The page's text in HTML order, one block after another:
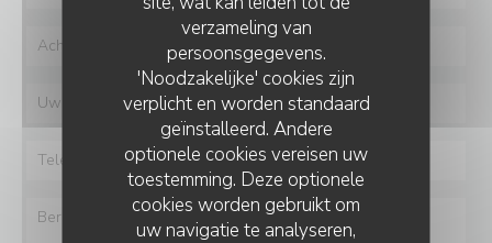
verzameling van
persoonsgegevens.
'Noodzakelijke' cookies zijn
verplicht en worden standaard
geïnstalleerd. Andere
optionele cookies vereisen uw
toestemming. Deze optionele
cookies worden gebruikt om
uw navigatie te analyseren,